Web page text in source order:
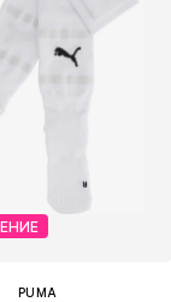
PUMA